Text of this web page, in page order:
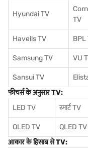
Hyundai TV
TV
Havells TV BPL
Samsung TV VU
Sansui TV
फीचर्स के अनुसार TV:
LED TV
स्मार्ट TV
OLED TV QLED TV
आकार के हिसाब से TV: